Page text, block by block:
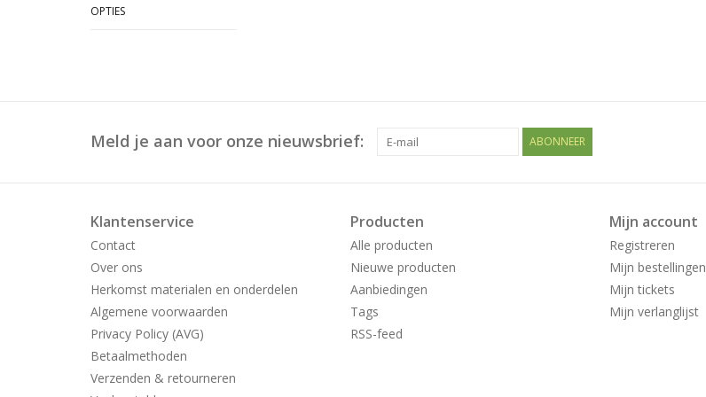
OPTIES
Meld je aan voor onze nieuwsbrief: ABONNEER
Klantenservice
Contact
Over ons
Herkomst materialen en onderdelen
Algemene voorwaarden
Privacy Policy (AVG)
Betaalmethoden
Verzenden & retourneren
Producten
Alle producten
Nieuwe producten
Aanbiedingen
Tags
RSS-feed
Mijn account
Registreren
Mijn bestellingen
Mijn tickets
Mijn verlanglijst